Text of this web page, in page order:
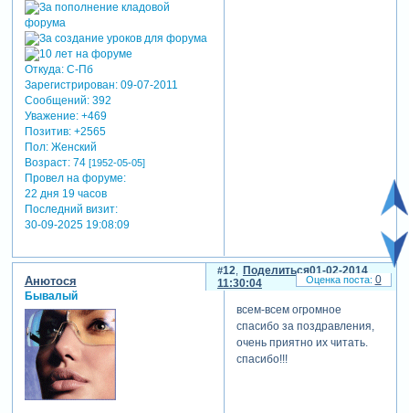
Откуда:С-Пб
Зарегистрирован: 09-07-2011
Сообщений:392
Уважение: +469
Позитив: +2565
Пол:Женский
Возраст:74 [1952-05-05]
Провел на форуме:
22 дня 19 часов
Последний визит:
30-09-2025 19:08:09
Поделиться
12
01-02-2014
11:30:04
Анютося
Бывалый
всем-всем огромное
спасибо за поздравления,
очень приятно их читать.
спасибо!!!
0